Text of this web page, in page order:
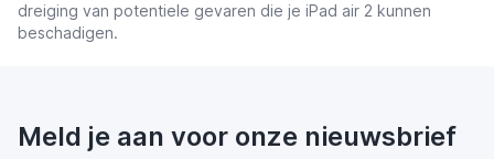
dreiging van potentiele gevaren die je iPad air 2 kunnen
beschadigen.
Meld je aan voor onze nieuwsbrief